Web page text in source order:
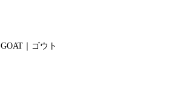
GOAT｜ゴウト